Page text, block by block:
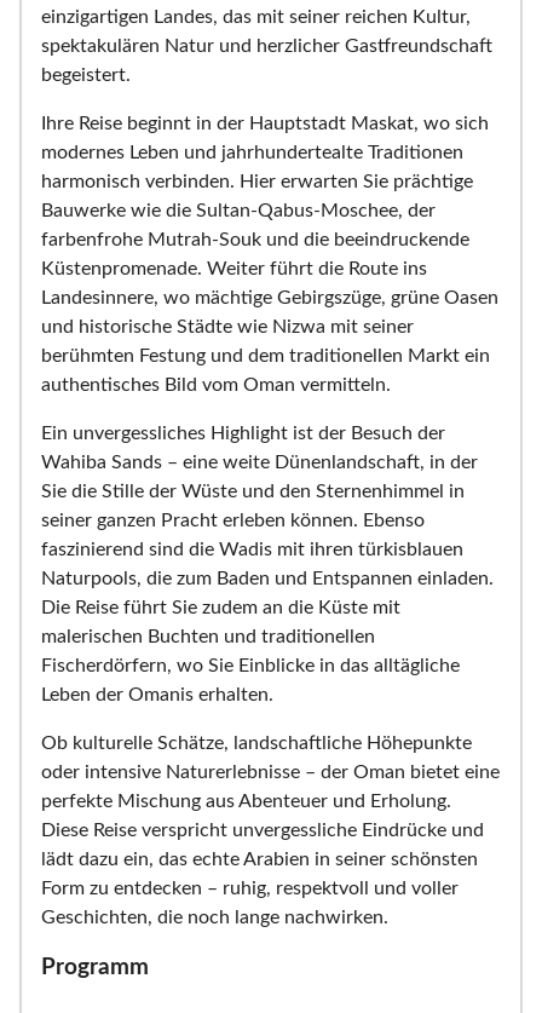
einzigartigen Landes, das mit seiner reichen Kultur,
spektakulären Natur und herzlicher Gastfreundschaft
begeistert.
Ihre Reise beginnt in der Hauptstadt Maskat, wo sich
modernes Leben und jahrhundertealte Traditionen
harmonisch verbinden. Hier erwarten Sie prächtige
Bauwerke wie die Sultan-Qabus-Moschee, der
farbenfrohe Mutrah-Souk und die beeindruckende
Küstenpromenade. Weiter führt die Route ins
Landesinnere, wo mächtige Gebirgszüge, grüne Oasen
und historische Städte wie Nizwa mit seiner
berühmten Festung und dem traditionellen Markt ein
authentisches Bild vom Oman vermitteln.
Ein unvergessliches Highlight ist der Besuch der
Wahiba Sands – eine weite Dünenlandschaft, in der
Sie die Stille der Wüste und den Sternenhimmel in
seiner ganzen Pracht erleben können. Ebenso
faszinierend sind die Wadis mit ihren türkisblauen
Naturpools, die zum Baden und Entspannen einladen.
Die Reise führt Sie zudem an die Küste mit
malerischen Buchten und traditionellen
Fischerdörfern, wo Sie Einblicke in das alltägliche
Leben der Omanis erhalten.
Ob kulturelle Schätze, landschaftliche Höhepunkte
oder intensive Naturerlebnisse – der Oman bietet eine
perfekte Mischung aus Abenteuer und Erholung.
Diese Reise verspricht unvergessliche Eindrücke und
lädt dazu ein, das echte Arabien in seiner schönsten
Form zu entdecken – ruhig, respektvoll und voller
Geschichten, die noch lange nachwirken.
Programm